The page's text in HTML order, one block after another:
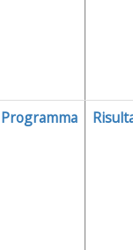
Programma